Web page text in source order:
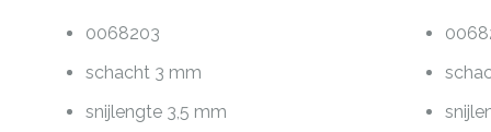
0068203
schacht 3 mm
snijlengte 3,5 mm